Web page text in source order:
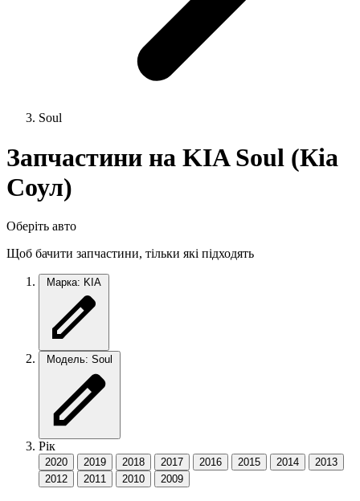
Soul
Запчастини на KIA Soul (Кіа
Соул)
Оберіть авто
Щоб бачити запчастини, тільки які підходять
Марка: KIA
Модель: Soul
Рік
2020 2019 2018 2017 2016 2015 2014
2013
2012
2011 2010 2009